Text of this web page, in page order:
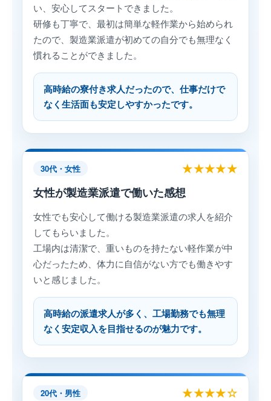
い、安心してスタートできました。
研修も丁寧で、最初は簡単な軽作業から始められ
たので、製造業派遣が初めての自分でも無理なく
慣れることができました。
高時給の寮付き求人だったので、仕事だけで
なく生活面も安定しやすかったです。
30代・女性 ★★★★★
女性が製造業派遣で働いた感想
女性でも安心して働ける製造業派遣の求人を紹介
してもらいました。
工場内は清潔で、重いものを持たない軽作業が中
心だったため、体力に自信がない方でも働きやす
いと感じました。
高時給の派遣求人が多く、工場勤務でも無理
なく安定収入を目指せるのが魅力です。
20代・男性 ★★★★☆